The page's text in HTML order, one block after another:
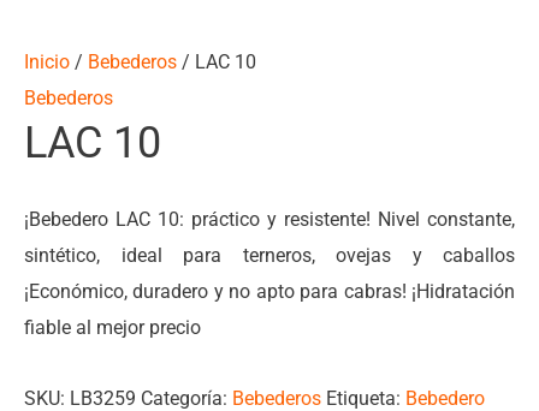
Inicio / Bebederos / LAC 10
Bebederos
LAC 10
¡Bebedero LAC 10: práctico y resistente! Nivel constante,
sintético, ideal para terneros, ovejas y caballos
¡Económico, duradero y no apto para cabras! ¡Hidratación
fiable al mejor precio
SKU: LB3259 Categoría: Bebederos Etiqueta: Bebedero